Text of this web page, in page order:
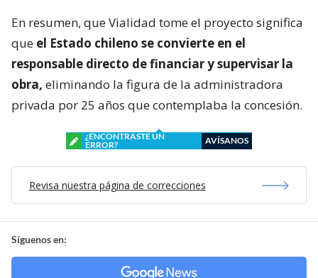
En resumen, que Vialidad tome el proyecto significa
que el Estado chileno se convierte en el
responsable directo de financiar y supervisar la
obra, eliminando la figura de la administradora
privada por 25 años que contemplaba la concesión.
¿ENCONTRASTE UN
ERROR?
AVÍSANOS
Revisa nuestra página de correcciones
Síguenos en: